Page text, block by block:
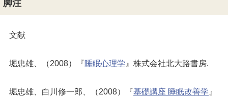
脚注
文献
堀忠雄、（2008）『睡眠心理学 』株式会社北大路書房.
堀忠雄、白川修一郎、（2008）『基礎講座 睡眠改善学 』